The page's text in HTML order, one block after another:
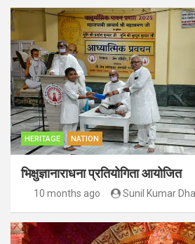
HERITAGE NATION
भिक्षुज्ञानाराधना प्रतियोगिता आयोजित
10 months ago Sunil Kumar